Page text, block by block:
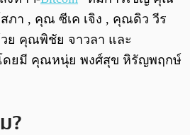
ภา , คุณ ซีเค เจิง , คุณดิว วีร
ย คุณพิชัย จาวลา และ
ยมี คุณหนุ่ย พงศ์สุข หิรัญพฤกษ์
?